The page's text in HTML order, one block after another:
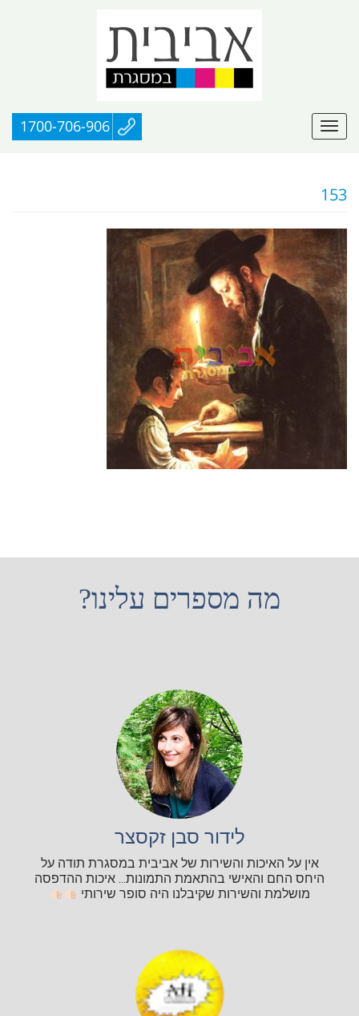
1700-706-906
153
מה מספרים עלינו?
לידור סבן זקסצר
אין על האיכות והשירות של אביבית במסגרת תודה על
היחס החם והאישי בהתאמת התמונות... איכות ההדפסה
מושלמת והשירות שקיבלנו היה סופר שירותי